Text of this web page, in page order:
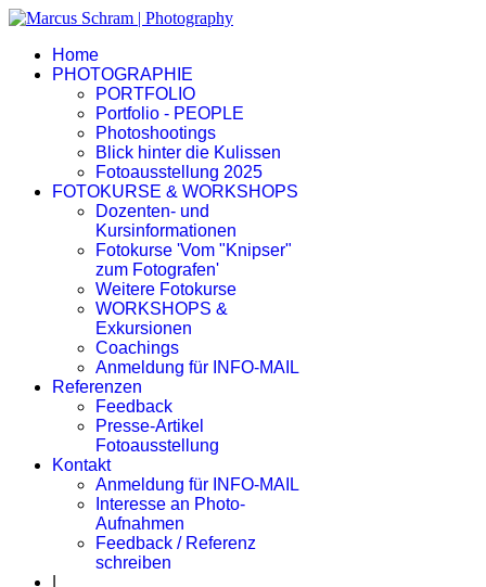
Home
PHOTOGRAPHIE
PORTFOLIO
Portfolio - PEOPLE
Photoshootings
Blick hinter die Kulissen
Fotoausstellung 2025
FOTOKURSE & WORKSHOPS
Dozenten- und
Kursinformationen
Fotokurse 'Vom "Knipser"
zum Fotografen'
Weitere Fotokurse
WORKSHOPS &
Exkursionen
Coachings
Anmeldung für INFO-MAIL
Referenzen
Feedback
Presse-Artikel
Fotoausstellung
Kontakt
Anmeldung für INFO-MAIL
Interesse an Photo-
Aufnahmen
Feedback / Referenz
schreiben